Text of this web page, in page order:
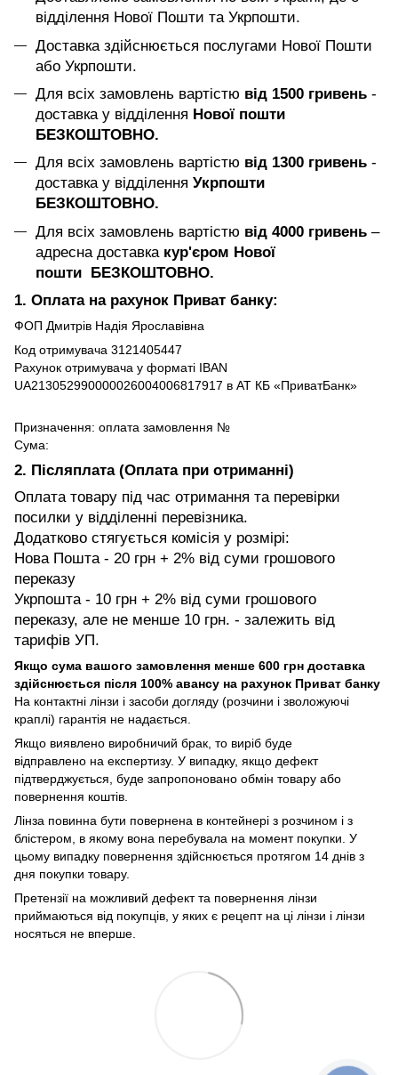
відділення Нової Пошти та Укрпошти.
Доставка здійснюється послугами Нової Пошти
або Укрпошти.
Для всіх замовлень вартістю від 1500 гривень -
доставка у відділення Нової пошти
БЕЗКОШТОВНО.
Для всіх замовлень вартістю від 1300 гривень -
доставка у відділення Укрпошти
БЕЗКОШТОВНО.
Для всіх замовлень вартістю від 4000 гривень –
адресна доставка кур'єром Нової
пошти БЕЗКОШТОВНО.
1. Оплата на рахунок Приват банку:
ФОП Дмитрів Надія Ярославівна
Код отримувача 3121405447
Рахунок отримувача у форматі IBAN
UA213052990000026004006817917 в АТ КБ «ПриватБанк»
Призначення: оплата замовлення №
Сума:
2. Післяплата (Оплата при отриманні)
Оплата товару під час отримання та перевірки
посилки у відділенні перевізника.
Додатково стягується комісія у розмірі:
Нова Пошта - 20 грн + 2% від суми грошового
переказу
Укрпошта - 10 грн + 2% від суми грошового
переказу, але не менше 10 грн. - залежить від
тарифів УП.
Якщо сума вашого замовлення менше 600 грн доставка
здійснюється після 100% авансу на рахунок Приват банку
На контактні лінзи і засоби догляду (розчини і зволожуючі
краплі) гарантія не надається.
Якщо виявлено виробничий брак, то виріб буде
відправлено на експертизу. У випадку, якщо дефект
підтверджується, буде запропоновано обмін товару або
повернення коштів.
Лінза повинна бути повернена в контейнері з розчином і з
блістером, в якому вона перебувала на момент покупки. У
цьому випадку повернення здійснюється протягом 14 днів з
дня покупки товару.
Претензії на можливий дефект та повернення лінзи
приймаються від покупців, у яких є рецепт на ці лінзи і лінзи
носяться не вперше.